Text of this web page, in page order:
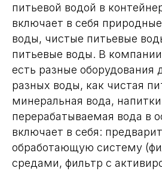
питьевой водой в
включает в себя
воды, чистые питьевые
питьевые воды. В
есть разные оборудования
разных воды, как чистая
минеральная вода,
перерабатываемая вода в
включает в себя:
обработающую систему
средами, фильтр с